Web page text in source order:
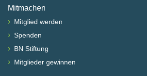
Mitmachen
› Mitglied werden
› Spenden
› BN Stiftung
› Mitglieder gewinnen